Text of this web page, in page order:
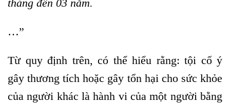
tháng đến 03 năm.
…”
Từ quy định trên, có thể hiểu rằng: tội cố ý
gây thương tích hoặc gây tổn hại cho sức khỏe
của người khác là hành vi của một người bằng